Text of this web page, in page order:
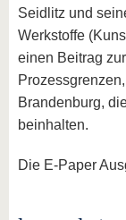
Seidlitz und
Werkstoffe
einen Beitrag
Brandenburg,
beinhalten.
Die E-Paper